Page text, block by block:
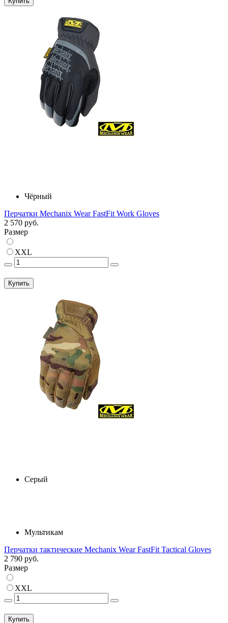
Чёрный
Перчатки Mechanix Wear FastFit Work Gloves
2 570 руб.
Размер
XXL
Купить
Серый
Мультикам
Перчатки тактические Mechanix Wear FastFit Tactical Gloves
2 790 руб.
Размер
XXL
Купить